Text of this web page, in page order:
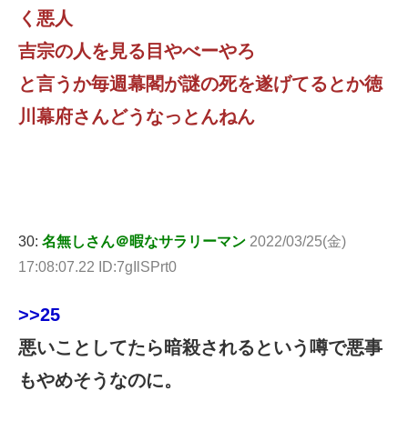
く悪人
吉宗の人を見る目やべーやろ
と言うか毎週幕閣が謎の死を遂げてるとか徳
川幕府さんどうなっとんねん
30: 名無しさん＠暇なサラリーマン 2022/03/25(金)
17:08:07.22 ID:7gIlSPrt0
>>25
悪いことしてたら暗殺されるという噂で悪事
もやめそうなのに。